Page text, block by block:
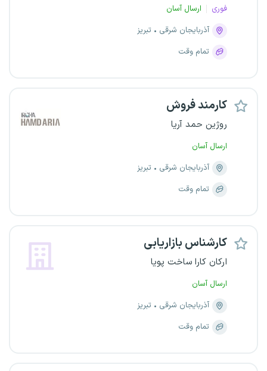
فوری
ارسال آسان
آذربایجان شرقی
تبریز
تمام وقت
کارمند فروش
روژین حمد آریا
ارسال آسان
آذربایجان شرقی
تبریز
تمام وقت
کارشناس بازاریابی
ارکان کارا ساخت پویا
ارسال آسان
آذربایجان شرقی
تبریز
تمام وقت